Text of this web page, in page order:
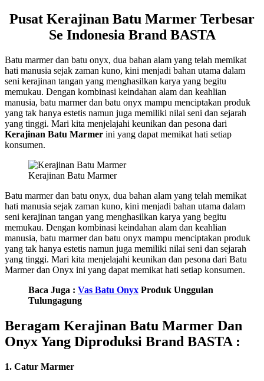
Pusat Kerajinan Batu Marmer Terbesar
Se Indonesia Brand BASTA
Batu marmer dan batu onyx, dua bahan alam yang telah memikat
hati manusia sejak zaman kuno, kini menjadi bahan utama dalam
seni kerajinan tangan yang menghasilkan karya yang begitu
memukau. Dengan kombinasi keindahan alam dan keahlian
manusia, batu marmer dan batu onyx mampu menciptakan produk
yang tak hanya estetis namun juga memiliki nilai seni dan sejarah
yang tinggi. Mari kita menjelajahi keunikan dan pesona dari
Kerajinan Batu Marmer ini yang dapat memikat hati setiap
konsumen.
Kerajinan Batu Marmer
Batu marmer dan batu onyx, dua bahan alam yang telah memikat
hati manusia sejak zaman kuno, kini menjadi bahan utama dalam
seni kerajinan tangan yang menghasilkan karya yang begitu
memukau. Dengan kombinasi keindahan alam dan keahlian
manusia, batu marmer dan batu onyx mampu menciptakan produk
yang tak hanya estetis namun juga memiliki nilai seni dan sejarah
yang tinggi. Mari kita menjelajahi keunikan dan pesona dari Batu
Marmer dan Onyx ini yang dapat memikat hati setiap konsumen.
Baca Juga : Vas Batu Onyx Produk Unggulan
Tulungagung
Beragam Kerajinan Batu Marmer Dan
Onyx Yang Diproduksi Brand BASTA :
1. Catur Marmer